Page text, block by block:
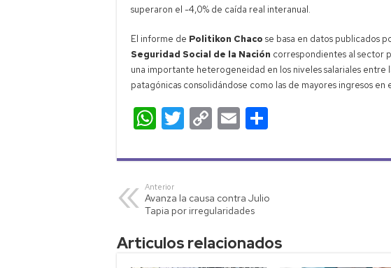
superaron el -4,0% de caída real interanual.
El informe de Politikon Chaco se basa en datos publicados
Seguridad Social de la Nación correspondientes al sector
una importante heterogeneidad en los niveles salariales entre
patagónicas consolidándose como las de mayores ingresos en
W
h
at
s
A
p
p
T
wi
tt
C
o
p
Li
nk
E
m
ail m
ar
Anterior
Avanza la causa contra Julio
Tapia por irregularidades
Articulos relacionados